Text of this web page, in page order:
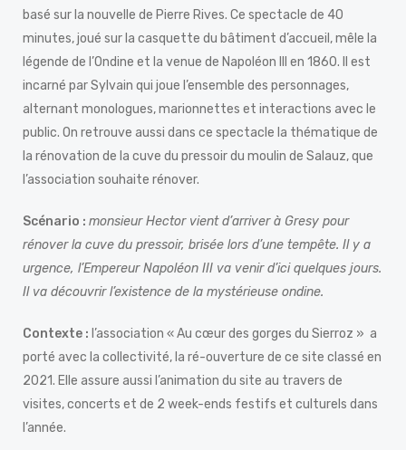
basé sur la nouvelle de Pierre Rives. Ce spectacle de 40
minutes, joué sur la casquette du bâtiment d’accueil, mêle la
légende de l’Ondine et la venue de Napoléon III en 1860. Il est
incarné par Sylvain qui joue l’ensemble des personnages,
alternant monologues, marionnettes et interactions avec le
public. On retrouve aussi dans ce spectacle la thématique de
la rénovation de la cuve du pressoir du moulin de Salauz, que
l’association souhaite rénover.
Scénario : monsieur Hector vient d’arriver à Gresy pour
rénover la cuve du pressoir, brisée lors d’une tempête. Il y a
urgence, l’Empereur Napoléon III va venir d’ici quelques jours.
Il va découvrir l’existence de la mystérieuse ondine.
Contexte : l’association « Au cœur des gorges du Sierroz » a
porté avec la collectivité, la ré-ouverture de ce site classé en
2021. Elle assure aussi l’animation du site au travers de
visites, concerts et de 2 week-ends festifs et culturels dans
l’année.